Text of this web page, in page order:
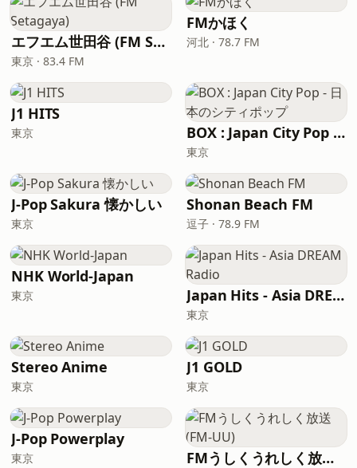
エフエム世田谷 (FM Setagaya)
東京 · 83.4 FM
FMかほく
河北 · 78.7 FM
J1 HITS
東京 BOX : Japan City Pop - 日本のシティポップ
東京
J-Pop Sakura 懐かしい
東京
Shonan Beach FM
逗子 · 78.9 FM
NHK World-Japan
東京 Japan Hits - Asia DREAM Radio
東京
Stereo Anime
東京
J1 GOLD
東京
J-Pop Powerplay
東京 FMうしくうれしく放送 (FM-UU)